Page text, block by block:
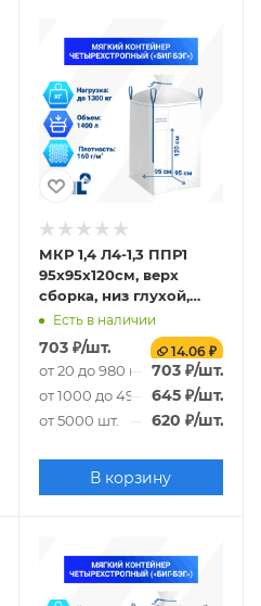
МКР 1,4 Л4-1,3 ППР1
95х95х120см, верх
сборка, низ глухой,
160г/м2
Есть в наличии
703₽/шт. 14.06 ₽
от 20 до 980 шт. 703₽/шт.
от 1000 до 4980 шт.
645₽/шт.
от 5000 шт. 620 ₽/шт.
В корзину